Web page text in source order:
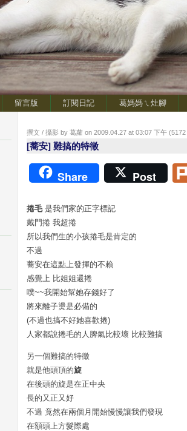
留言版 訂閱日記 葛媽媽ㄟ灶腳
撰文 / 攝影 by 葛蘿 on 2009.04.27 at 03:07 下午 (5172
[蕎安] 難搞的特徵
Share Post
捲毛是我們家的正字標記
戴門捲 我超捲
所以我們生的小孩捲毛是肯定的
不過
蕎安在這點上發揮的不賴
感覺上 比姐姐還捲
噗~~我開始幫她存錢好了
將來離子燙是必備的
(不過也搞不好她喜歡捲)
人家都說捲毛的人脾氣比較壞 比較難搞
另一個難搞的特徵
就是他頭頂的旋
在後頭的旋是在正中央
長的又正又好
不過 竟然在兩個月開始慢慢讓我們發現
在額頭上方髮際處